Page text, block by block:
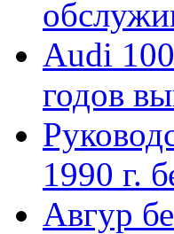
Audi
годов
1990 г.
Авгур